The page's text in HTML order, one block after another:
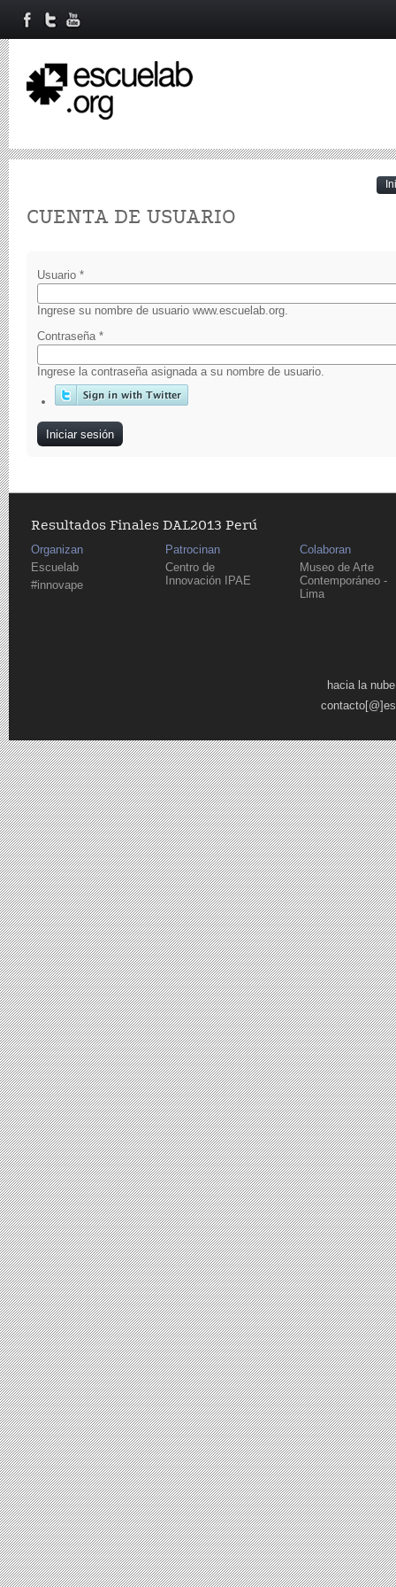
CUENTA DE USUARIO
Usuario *
Ingrese su nombre de usuario www.escuelab.org.
Contraseña *
Ingrese la contraseña asignada a su nombre de usuario.
Resultados Finales DAL2013 Perú
Organizan
Escuelab
#innovape
Patrocinan
Centro de
Innovación IPAE
Colaboran
Museo de Arte
Contemporáneo -
Lima
hacia la